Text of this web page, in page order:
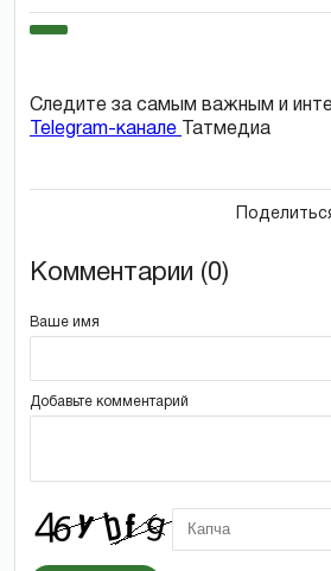
Следите за самым важным и
Telegram-канале
Татмедиа
Комментарии (0)
Ваше имя
Добавьте комментарий